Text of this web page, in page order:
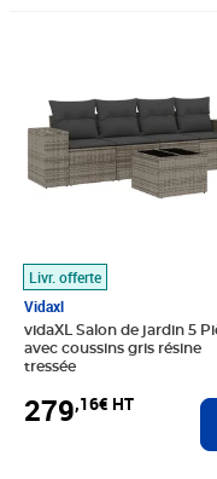
Livr. offerte
Vidaxl
vidaXL Salon de jardin 5
avec coussins gris résine
tressée
279,16€ HT